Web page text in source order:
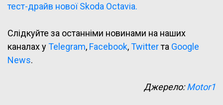
тест-драйв нової Skoda Octavia.
Слідкуйте за останніми новинами на наших
каналах уTelegram, Facebook,Twitterта Google
News.
Джерело:Motor1